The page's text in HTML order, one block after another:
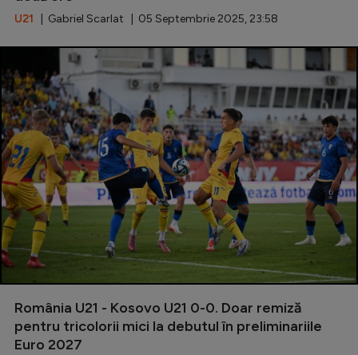
U21 | Gabriel Scarlat | 05 Septembrie 2025, 23:58
România U21 - Kosovo U21 0-0. Doar remiză
pentru tricolorii mici la debutul în preliminariile
Euro 2027